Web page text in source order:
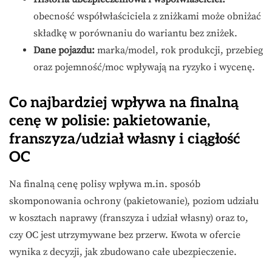
obecność współwłaściciela z zniżkami może obniżać
składkę w porównaniu do wariantu bez zniżek.
Dane pojazdu: marka/model, rok produkcji, przebieg
oraz pojemność/moc wpływają na ryzyko i wycenę.
Co najbardziej wpływa na finalną
cenę w polisie: pakietowanie,
franszyza/udział własny i ciągłość
OC
Na finalną cenę polisy wpływa m.in. sposób
skomponowania ochrony (pakietowanie), poziom udziału
w kosztach naprawy (franszyza i udział własny) oraz to,
czy OC jest utrzymywane bez przerw. Kwota w ofercie
wynika z decyzji, jak zbudowano całe ubezpieczenie.